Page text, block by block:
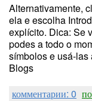
Alternativamente,
ela e escolha
explícito. Dica: Se
podes a todo o
símbolos e usá-las
Blogs
комментарии: 0